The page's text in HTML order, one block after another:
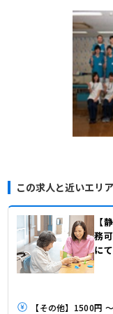
この求人と近いエリ
【
務
に
【その他】1500円